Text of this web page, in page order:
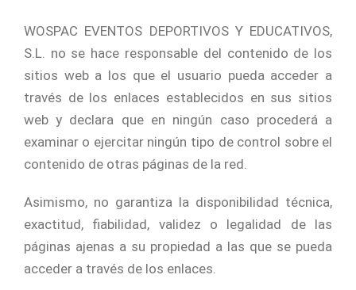
WOSPAC EVENTOS DEPORTIVOS Y EDUCATIVOS,
S.L. no se hace responsable del contenido de los
sitios web a los que el usuario pueda acceder a
través de los enlaces establecidos en sus sitios
web y declara que en ningún caso procederá a
examinar o ejercitar ningún tipo de control sobre el
contenido de otras páginas de la red.
Asimismo, no garantiza la disponibilidad técnica,
exactitud, fiabilidad, validez o legalidad de las
páginas ajenas a su propiedad a las que se pueda
acceder a través de los enlaces.